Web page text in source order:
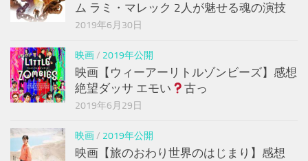
ム ラミ・マレック 2人が魅せる魂の演技
2019年6月30日
映画/ 2019年公開
映画【ウィーアーリトルゾンビーズ】感想
絶望ダッサ エモい
古っ
2019年6月29日
映画/ 2019年公開
映画【旅のおわり世界のはじまり】感想